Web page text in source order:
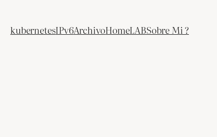
kubernetesIPv6ArchivoHomeLABSobre Mi ?